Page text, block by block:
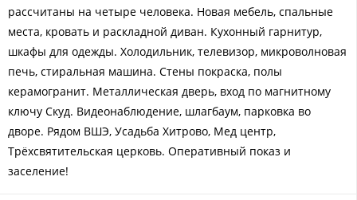
рассчитаны на четыре человека. Новая мебель, спальные
места, кровать и раскладной диван. Кухонный гарнитур,
шкафы для одежды. Холодильник, телевизор, микроволновая
печь, стиральная машина. Стены покраска, полы
керамогранит. Металлическая дверь, вход по магнитному
ключу Скуд. Видеонаблюдение, шлагбаум, парковка во
дворе. Рядом ВШЭ, Усадьба Хитрово, Мед центр,
Трёхсвятительская церковь. Оперативный показ и
заселение!